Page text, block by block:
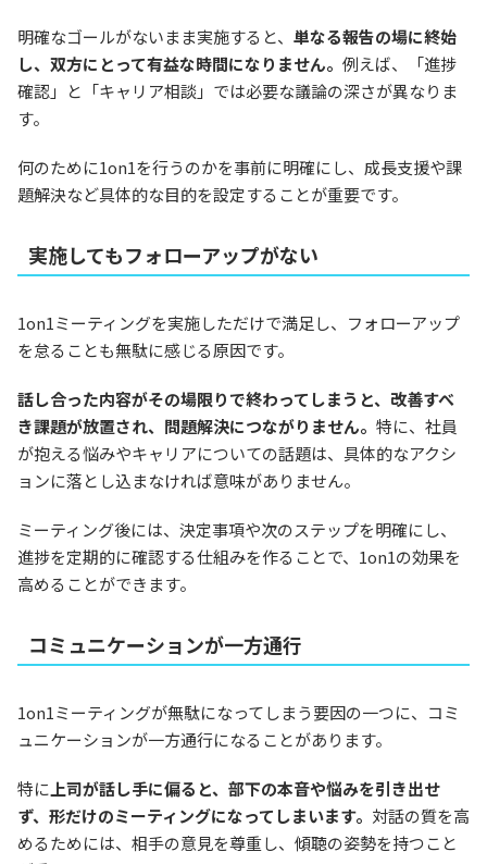
明確なゴールがないまま実施すると、 単なる報告の場に終始
し、双方にとって有益な時間になりません。 例えば、「進捗
確認」と「キャリア相談」では必要な議論の深さが異なりま
す。
何のために1on1を行うのかを事前に明確にし、成長支援や課
題解決など具体的な目的を設定することが重要です。
実施してもフォローアップがない
1on1ミーティングを実施しただけで満足し、フォローアップ
を怠ることも無駄に感じる原因です。
話し合った内容がその場限りで終わってしまうと、改善すべ
き課題が放置され、問題解決につながりません。 特に、社員
が抱える悩みやキャリアについての話題は、具体的なアクシ
ョンに落とし込まなければ意味がありません。
ミーティング後には、決定事項や次のステップを明確にし、
進捗を定期的に確認する仕組みを作ることで、1on1の効果を
高めることができます。
コミュニケーションが一方通行
1on1ミーティングが無駄になってしまう要因の一つに、コミ
ュニケーションが一方通行になることがあります。
特に 上司が話し手に偏ると、部下の本音や悩みを引き出せ
ず、形だけのミーティングになってしまいます。 対話の質を高
めるためには、相手の意見を尊重し、傾聴の姿勢を持つこと